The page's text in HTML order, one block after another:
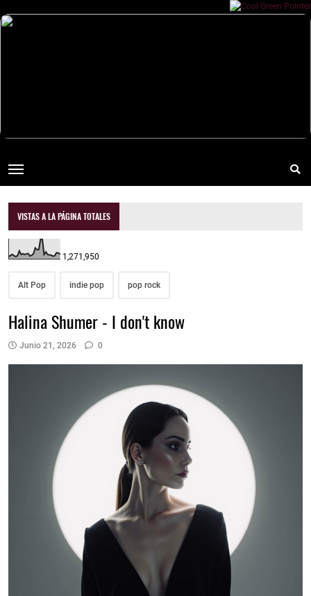
VISTAS A LA PÁGINA TOTALES
1,271,950
Alt Pop indie pop pop rock
Halina Shumer - I don't know
Junio 21, 2026 0